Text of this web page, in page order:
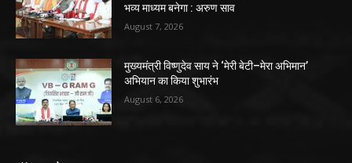
भव्य माध्यम बनेगा : अरुण साव
August 7, 2026
मुख्यमंत्री विष्णुदेव साय ने ‘मेरी बेटी–मेरा अभिमान’
अभियान का किया शुभारंभ
August 6, 2026